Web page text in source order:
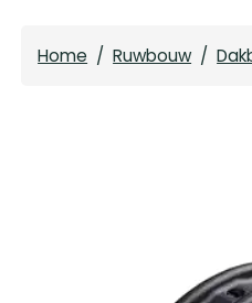
Home / Ruwbouw /